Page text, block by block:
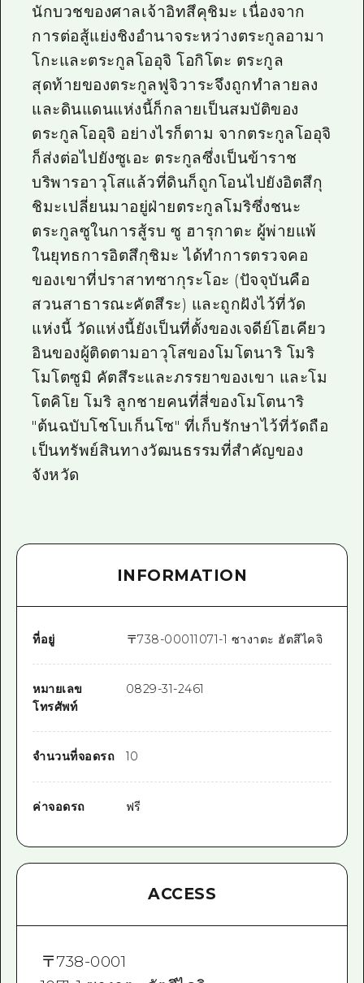
ดาวน์โหลดรูปภาพ
ข้อมูลการขนส่งระหว่างเกิดภัยพิบัติ
นักบวชของศาลเจ้าอิทสึคุชิมะ เนื่องจาก
การต่อสู้แย่งชิงอำนาจระหว่างตระกูลอามา
โกะและตระกูลโออุจิ โอกิโตะ ตระกูล
สุดท้ายของตระกูลฟูจิวาระจึงถูกทำลายลง
และดินแดนแห่งนี้ก็กลายเป็นสมบัติของ
ตระกูลโออุจิ อย่างไรก็ตาม จากตระกูลโออุจิ
ก็ส่งต่อไปยังซูเอะ ตระกูลซึ่งเป็นข้าราช
บริพารอาวุโสแล้วที่ดินก็ถูกโอนไปยังอิตสึกุ
ชิมะเปลี่ยนมาอยู่ฝ่ายตระกูลโมริซึ่งชนะ
ตระกูลซูในการสู้รบ ซู ฮารุกาตะ ผู้พ่ายแพ้
ในยุทธการอิตสึกุชิมะ ได้ทำการตรวจคอ
ของเขาที่ปราสาทซากุระโอะ (ปัจจุบันคือ
สวนสาธารณะคัตสึระ) และถูกฝังไว้ที่วัด
แห่งนี้ วัดแห่งนี้ยังเป็นที่ตั้งของเจดีย์โฮเคียว
อินของผู้ติดตามอาวุโสของโมโตนาริ โมริ
โมโตซูมิ คัตสึระและภรรยาของเขา และโม
โตคิโย โมริ ลูกชายคนที่สี่ของโมโตนาริ
"ต้นฉบับโชโบเก็นโซ" ที่เก็บรักษาไว้ที่วัดถือ
เป็นทรัพย์สินทางวัฒนธรรมที่สำคัญของ
จังหวัด
INFORMATION
ที่อยู่ 〒738-00011071-1 ซางาตะ ฮัตสึไคจิ
หมายเลข
โทรศัพท์
0829-31-2461
จำนวนที่จอดรถ 10
ค่าจอดรถ ฟรี
ACCESS
〒738-0001